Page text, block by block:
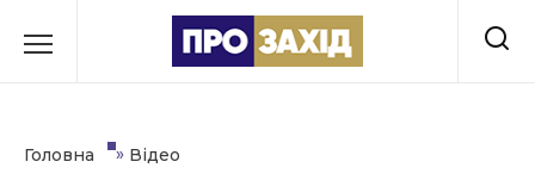
до
Головна » Відео